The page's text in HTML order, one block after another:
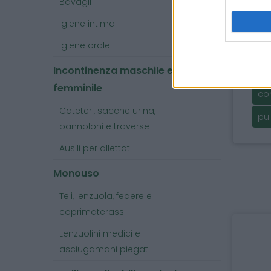
Igiene intima
Igiene orale
Incontinenza maschile e
femminile
Cateteri, sacche urina,
pannoloni e traverse
Ausili per allettati
Monouso
Teli, lenzuola, federe e
coprimaterassi
Lenzuolini medici e
asciugamani piegati